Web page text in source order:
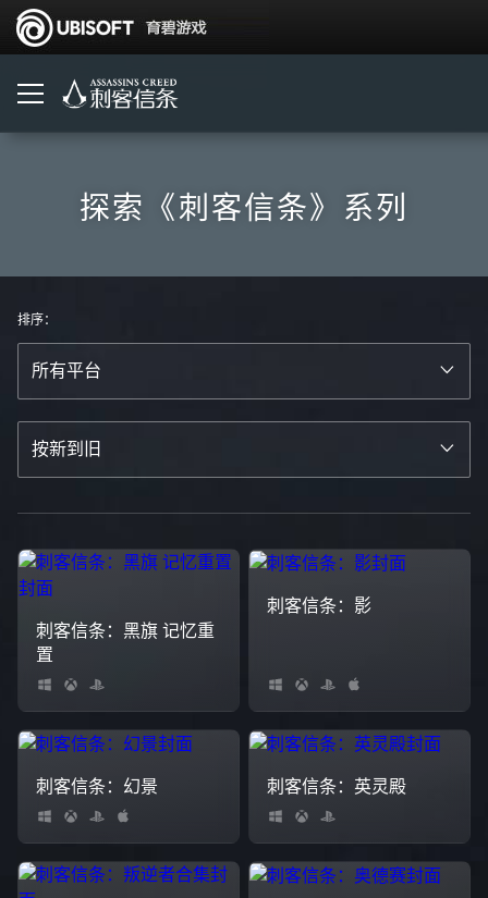
探索《刺客信条》系列
排序：
刺客信条：黑旗 记忆重
置
刺客信条：影
刺客信条：幻景 刺客信条：英灵殿